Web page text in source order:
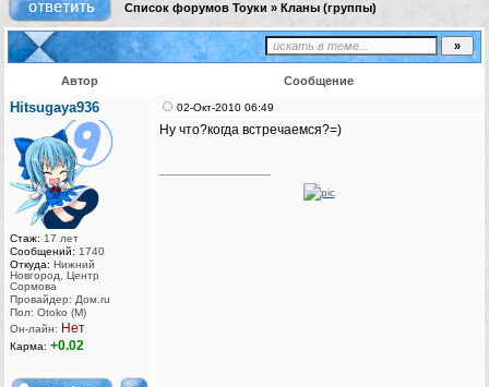
Список форумов Тоуки » Кланы (группы)
Автор Сообщение
Hitsugaya936
Стаж: 17 лет
Сообщений: 1740
Откуда: Нижний
Новгород, Центр
Сормова
Провайдер: Дом.ru
Пол: Otoko (M)
Он-лайн: Нет
Карма: +0.02
02-Окт-2010 06:49
Ну что?когда встречаемся?=)